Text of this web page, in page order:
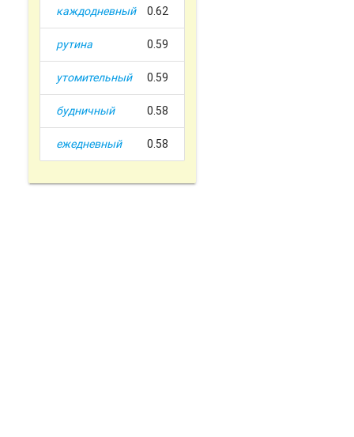
каждодневный 0.62
рутина 0.59
утомительный 0.59
будничный 0.58
ежедневный 0.58